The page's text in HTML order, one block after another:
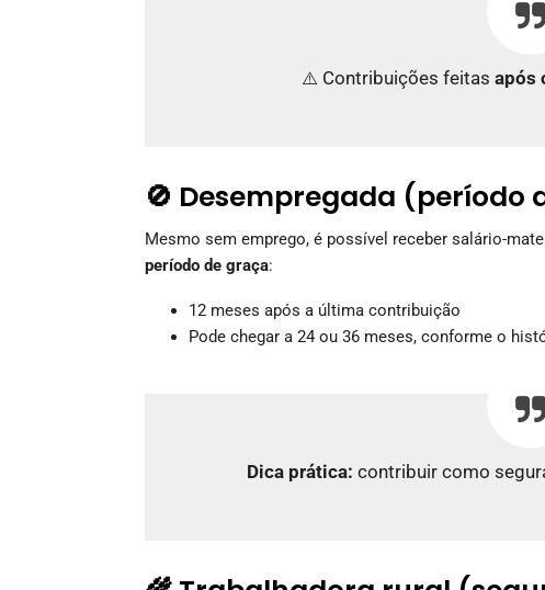
⚠️ Contribuições feitas após
🚫 Desempregada (período
Mesmo sem emprego, é possível receber salário-
período de graça:
12 meses após a última contribuição
Pode chegar a 24 ou 36 meses, conforme o
Dica prática: contribuir como